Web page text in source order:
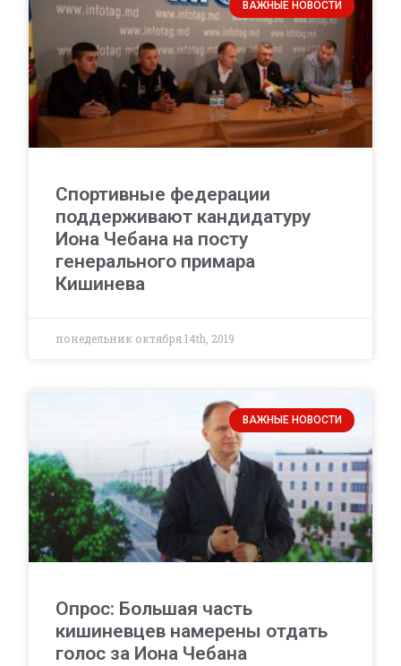
ВАЖНЫЕ НОВОСТИ
Спортивные федерации
поддерживают кандидатуру
Иона Чебана на посту
генерального примара
Кишинева
понедельник октября 14th, 2019
ВАЖНЫЕ НОВОСТИ
Опрос: Большая часть
кишиневцев намерены отдать
голос за Иона Чебана